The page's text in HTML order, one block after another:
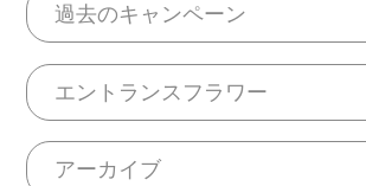
過去のキャンペーン
エントランスフラワー
アーカイブ